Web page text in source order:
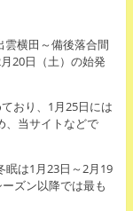
雲横田～備後落合間
20日（土）の始発
おり、1月25日には
、当サイトなどで
眠は1月23日～2月19
ズン以降では最も